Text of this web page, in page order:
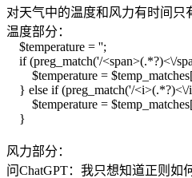
对天气中的温度和风力有时间只
温度部分：
$temperature = '';
if (preg_match('/<span>(.*?)<\/
$temperature =
} else if (preg_match('/<i>(.*?)<\/
$temperature =
}
风力部分：
问ChatGPT：我只想知道正则如